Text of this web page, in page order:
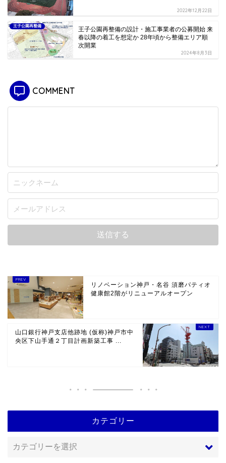
2022年12月22日
王子公園再整備
王子公園再整備の設計・施工事業者の公募開始 来
春以降の着工を想定か 28年頃から整備エリア順
次開業
2024年8月3日
COMMENT
リノベーション神戸・名谷 須磨パティオ
健康館2階がリニューアルオープン
山口銀行神戸支店他跡地 (仮称)神戸市中
央区下山手通２丁目計画新築工事 ...
カテゴリー